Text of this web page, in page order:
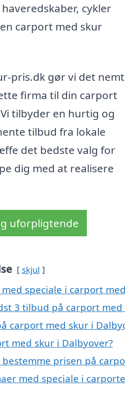
cykler
carport med skur
pris.dk gør vi det nemt
firma til din carport
tilbyder en hurtig og
tilbud fra lokale
det bedste valg for
dig med at realisere
uforpligtende
skjul
speciale i carport
3 tilbud på carport med
carport med skur i
med skur i Dalbyover?
prisen på
med speciale i